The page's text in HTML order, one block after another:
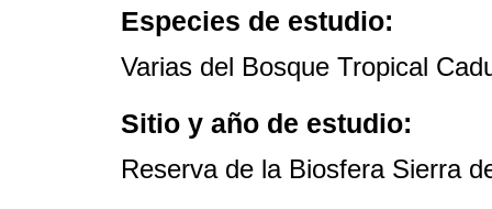
Especies de estudio:
Varias del Bosque Tropical
Sitio y año de estudio:
Reserva de la Biosfera Sierra